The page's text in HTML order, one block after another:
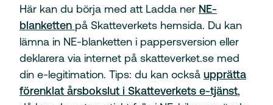
Här kan du börja med att Ladda ner NE-
blanketten på Skatteverkets hemsida. Du kan
lämna in NE-blanketten i pappersversion eller
deklarera via internet på skatteverket.se med
din e-legitimation. Tips: du kan också upprätta
förenklat årsbokslut i Skatteverkets e-tjänst,